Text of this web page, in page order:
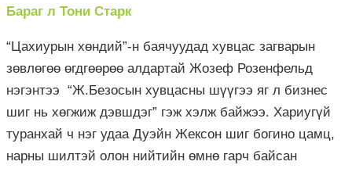
Бараг л Тони Старк
“Цахиурын хөндий”-н баячуудад хувцас загварын
зөвлөгөө өгдгөөрөө алдартай Жозеф Розенфельд
нэгэнтээ “Ж.Безосын хувцасны шүүгээ яг л бизнес
шиг нь хөгжиж дэвшдэг” гэж хэлж байжээ. Хариугүй
туранхай ч нэг удаа Дуэйн Жексон шиг богино цамц,
нарны шилтэй олон нийтийн өмнө гарч байсан